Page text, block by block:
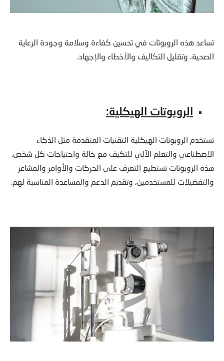
تساعد هذه الروبوتات في تحسين كفاءة وسلامة وجودة الرعاية
الصحية، وتقليل التكاليف والأخطاء والإجهاد.
الروبوتات الهيكلية:
تستخدم الروبوتات الهيكلية التقنيات المتقدمة مثل الذكاء
الاصطناعي والتعلم الآلي للتكيف مع حالة واحتياجات كل شخص.
هذه الروبوتات تستطيع التعرف على الحركات والأوامر والمشاعر
والتفضيلات للمستخدمين، وتقديم الدعم والمساعدة المناسبة لهم.